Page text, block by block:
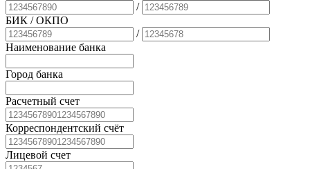
/
БИК / ОКПО
/
Наименование банка
Город банка
Расчетный счет
Корреспондентский счёт
Лицевой счет